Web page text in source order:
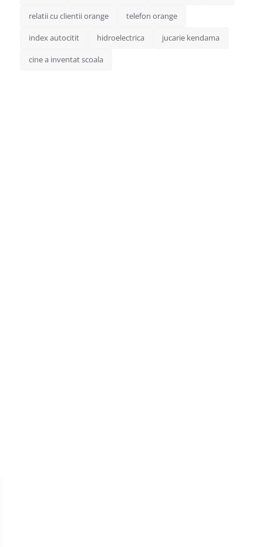
relatii cu clientii orange telefon orange
index autocitit hidroelectrica jucarie kendama
cine a inventat scoala